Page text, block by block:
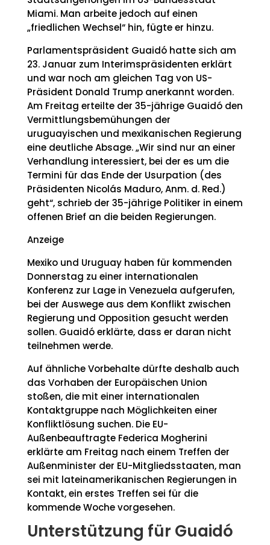
Miami. Man arbeite jedoch auf einen
„friedlichen Wechsel“ hin, fügte er hinzu.
Parlamentspräsident Guaidó hatte sich am
23. Januar zum Interimspräsidenten erklärt
und war noch am gleichen Tag von US-
Präsident Donald Trump anerkannt worden.
Am Freitag erteilte der 35-jährige Guaidó den
Vermittlungsbemühungen der
uruguayischen und mexikanischen Regierung
eine deutliche Absage. „Wir sind nur an einer
Verhandlung interessiert, bei der es um die
Termini für das Ende der Usurpation (des
Präsidenten Nicolás Maduro, Anm. d. Red.)
geht“, schrieb der 35-jährige Politiker in einem
offenen Brief an die beiden Regierungen.
Anzeige
Mexiko und Uruguay haben für kommenden
Donnerstag zu einer internationalen
Konferenz zur Lage in Venezuela aufgerufen,
bei der Auswege aus dem Konflikt zwischen
Regierung und Opposition gesucht werden
sollen. Guaidó erklärte, dass er daran nicht
teilnehmen werde.
Auf ähnliche Vorbehalte dürfte deshalb auch
das Vorhaben der Europäischen Union
stoßen, die mit einer internationalen
Kontaktgruppe nach Möglichkeiten einer
Konfliktlösung suchen. Die EU-
Außenbeauftragte Federica Mogherini
erklärte am Freitag nach einem Treffen der
Außenminister der EU-Mitgliedsstaaten, man
sei mit lateinamerikanischen Regierungen in
Kontakt, ein erstes Treffen sei für die
kommende Woche vorgesehen.
Unterstützung für Guaidó